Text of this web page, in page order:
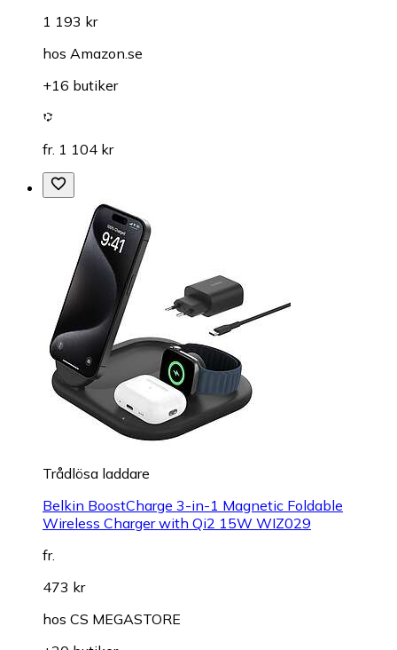
1 193 kr
hos Amazon.se
+16 butiker
fr. 1 104 kr
Trådlösa laddare
Belkin BoostCharge 3-in-1 Magnetic Foldable
Wireless Charger with Qi2 15W WIZ029
fr.
473 kr
hos CS MEGASTORE